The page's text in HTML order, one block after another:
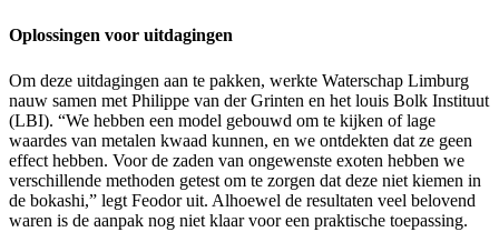
Oplossingen voor uitdagingen
Om deze uitdagingen aan te pakken, werkte Waterschap Limburg
nauw samen met Philippe van der Grinten en het louis Bolk Instituut
(LBI). “We hebben een model gebouwd om te kijken of lage
waardes van metalen kwaad kunnen, en we ontdekten dat ze geen
effect hebben. Voor de zaden van ongewenste exoten hebben we
verschillende methoden getest om te zorgen dat deze niet kiemen in
de bokashi,” legt Feodor uit. Alhoewel de resultaten veel belovend
waren is de aanpak nog niet klaar voor een praktische toepassing.